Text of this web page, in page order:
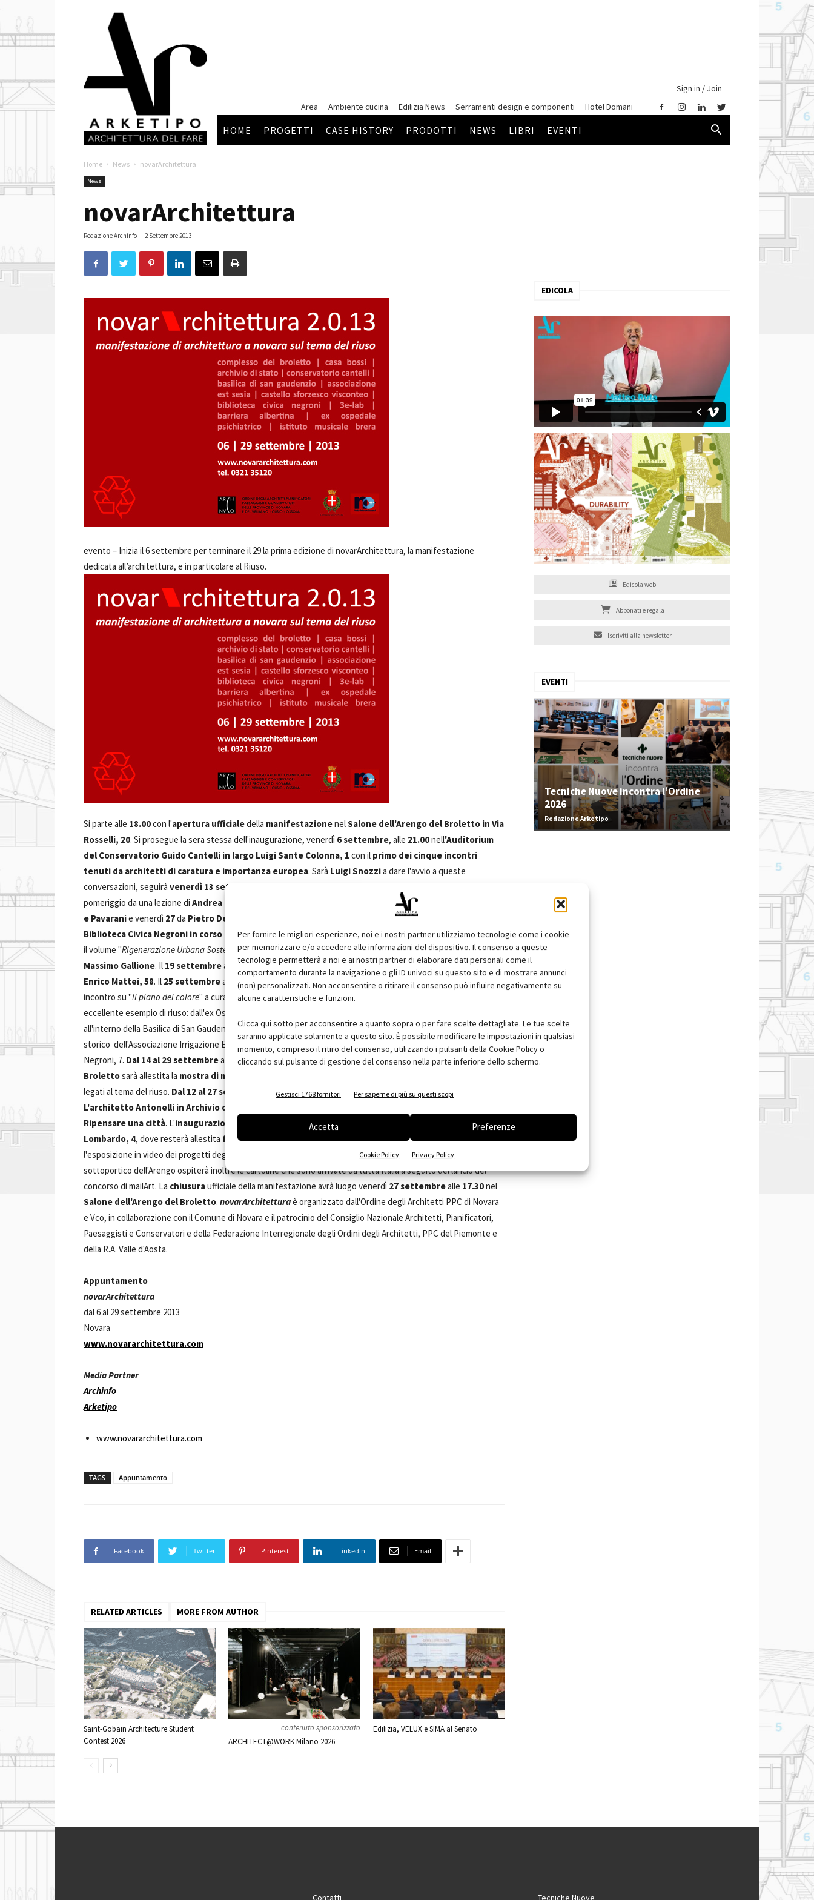
Per fornire le migliori esperienze, noi e i nostri partner utilizziamo tecnologie come i cookie
per memorizzare e/o accedere alle informazioni del dispositivo. Il consenso a queste
tecnologie permetterà a noi e ai nostri partner di elaborare dati personali come il
comportamento durante la navigazione o gli ID univoci su questo sito e di mostrare annunci
(non) personalizzati. Non acconsentire o ritirare il consenso può influire negativamente su
alcune caratteristiche e funzioni.
Clicca qui sotto per acconsentire a quanto sopra o per fare scelte dettagliate. Le tue scelte
saranno applicate solamente a questo sito. È possibile modificare le impostazioni in qualsiasi
momento, compreso il ritiro del consenso, utilizzando i pulsanti della Cookie Policy o
cliccando sul pulsante di gestione del consenso nella parte inferiore dello schermo.
Gestisci 1768 fornitori Per saperne di più su questi scopi
Accetta Preferenze
Cookie Policy Privacy Policy
Arketipo
Sign in / Join
Area
Ambiente cucina Edilizia News Serramenti design e componenti Hotel Domani
HOME PROGETTI CASE HISTORY PRODOTTI NEWS LIBRI EVENTI
Home News novarArchitettura
News
novarArchitettura
Redazione Archinfo - 2 Settembre 2013
evento – Inizia il 6 settembre per terminare il 29 la prima edizione di novarArchitettura, la manifestazione
dedicata all’architettura, e in particolare al Riuso.
Si parte alle 18.00con l'apertura ufficialedella manifestazionenelSalone dell'Arengo del Broletto in Via
Rosselli, 20. Si prosegue la sera stessa dell'inaugurazione, venerdì 6 settembre, alle 21.00nell'Auditorium
del Conservatorio Guido Cantelli in largo Luigi Sante Colonna, 1 con il primo dei cinque incontri
tenuti da architetti di caratura e importanza europea. Sarà Luigi Snozzia dare l'avvio a queste
conversazioni, seguirà venerdì 13 settembre ABDA architetti Botticini De Appolonia
pomeriggio da una lezione di Andrea Bruno l'incontro sarà tenuto dagli architetti
e Pavaranie venerdì 27da Pietro Derossi
. Ancora occasioni per parlare di architettura e architetti. Nella
Biblioteca Civica Negroni in corso Felice Cavallotti 4/6mercoledì18 settembrealle17.30sarà presentato
il volume "Rigenerazione Urbana Sostenibile (RI.U.SO) e le aree metropolitane", all'incontro sarà presente
Massimo Gallione. Il 19 settembrealle 17.00il convegno, "Smart City" presso il Polo Positivo 3ELAB,via
Enrico Mattei, 58. Il 25 settembrealle 17.00presso l'Auditorium del Conservatorio Guido Cantelliun
incontro su "il piano del colore" a cura di Sikkens. Importanti le aperture di alcuni
eccellente esempio di riuso: dall'ex Ospedale Psichiatrico di Novara in viale Roma, alla Sala del Compasso
all'interno della Basilica di San Gaudenzio in via Ferrari, 20, dal Castello Visconteo di Piazza Martiri all'Archivio
storico dell'Associazione Irrigazione Est Sesia e alle sale che ospitano la Quadreria del Collegio Caccia in via
Negroni, 7. Dal 14 al 29 settembrea Palazzo dei Referendari presso il Complesso Monumentale del
Brolettosarà allestita la mostra di modelli di opere
legati al tema del riuso. Dal 12 al 27 settembre dal lunedì al venerdì sarà possibile visitare lamostra
L'architetto Antonelli in Archivio di Stato
Ripensare una città. L'inaugurazione sabato 14 settembre alle 18.00
Casa Bossi, via Pier
Lombardo, 4, dove resterà allestita fino al 13 ottobre. Nel sottoportico dell'Arengo del Broletto sarà allestita
l'esposizione in video dei progetti degli architetti iscritti all'Ordine delle Province di Novara e VCO. Il
sottoportico dell'Arengo ospiterà inoltre le cartoline che sono arrivate da tutta Italia a seguito del lancio del
concorso di mailArt. La chiusuraufficiale della manifestazione avrà luogo venerdì 27 settembrealle 17.30nel
Salone dell'Arengo del Broletto. novarArchitetturaè organizzato dall'Ordine degli Architetti PPC di Novara
e Vco, in collaborazione con il Comune di Novara e il patrocinio del Consiglio Nazionale Architetti, Pianificatori,
Paesaggisti e Conservatori e della Federazione Interregionale degli Ordini degli Architetti, PPC del Piemonte e
della R.A. Valle d'Aosta.
Appuntamento
novarArchitettura
dal 6 al 29 settembre 2013
Novara
www.novararchitettura.com
Media Partner
Archinfo
Arketipo
www.novararchitettura.com
TAGS Appuntamento
Facebook Twitter Pinterest Linkedin Email
RELATED ARTICLES MORE FROM AUTHOR
Saint-Gobain Architecture Student
Contest 2026
contenuto sponsorizzato
ARCHITECT@WORK Milano 2026
Edilizia, VELUX e SIMA al Senato
EDICOLA
Edicola web
Abbonati e regala
Iscriviti alla newsletter
EVENTI
Tecniche Nuove incontra l’Ordine
2026
Redazione Arketipo
Contatti Tecniche Nuove